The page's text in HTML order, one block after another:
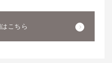
こちら